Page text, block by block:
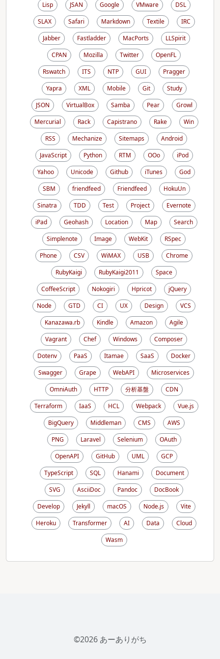
Lisp
JSAN Google VMware
DSL
SLAX
Safari Markdown Textile
IRC
Jabber
Fastladder MacPorts
LLSpirit
CPAN
Mozilla Twitter
OpenFL
Rswatch
ITS NTP GUI
Pragger
Yapra
XML Mobile Git
Study
JSON
VirtualBox Samba Pear
Growl
Mercurial
Rack Capistrano Rake
Win
RSS
Mechanize Sitemaps
Android
JavaScript
Python RTM OOo
iPod
Yahoo
Unicode Github iTunes
God
SBM
friendfeed Friendfeed
HokuUn
Sinatra
TDD Test Project
Evernote
iPad
Geohash Location Map
Search
Simplenote
Image WebKit
RSpec
Phone
CSV WiMAX USB
Chrome
RubyKaigi
RubyKaigi2011
Space
CoffeeScript
Nokogiri Hpricot
jQuery
Node
GTD CI UX Design
VCS
Kanazawa.rb
Kindle Amazon
Agile
Vagrant
Chef Windows
Composer
Dotenv
PaaS Itamae SaaS
Docker
Swagger
Grape WebAPI
Microservices
OmniAuth
HTTP 分析基盤
CDN
Terraform
IaaS HCL Webpack
Vue.js
BigQuery
Middleman CMS
AWS
PNG
Laravel Selenium
OAuth
OpenAPI
GitHub UML
GCP
TypeScript
SQL Hanami
Document
SVG
AsciiDoc Pandoc
DocBook
Develop
Jekyll macOS Node.js
Vite
Heroku
Transformer AI Data
Cloud
Wasm
©2026 あーありがち